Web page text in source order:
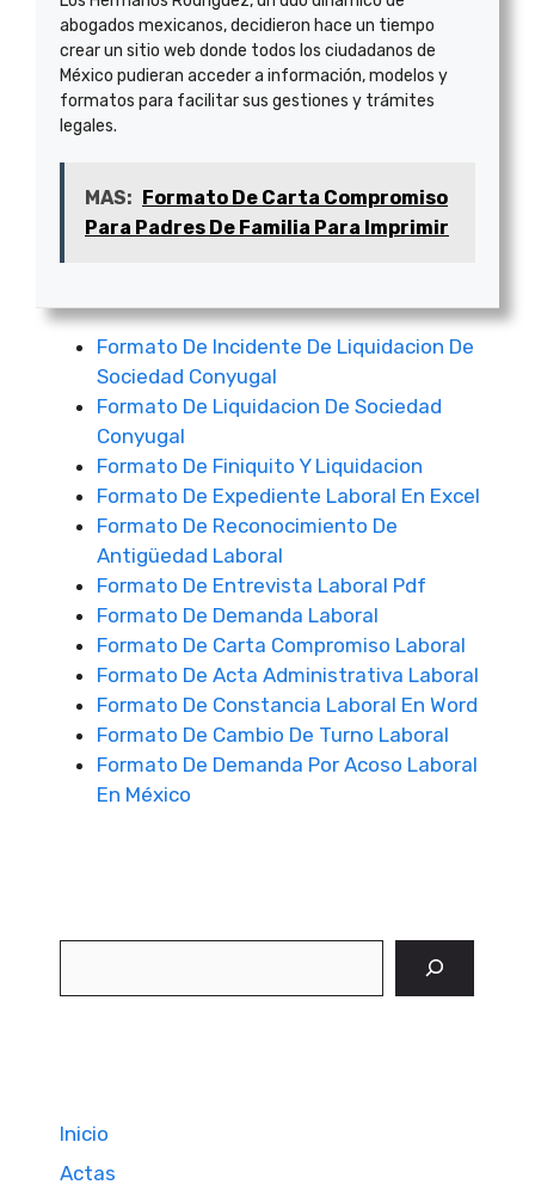
abogados mexicanos, decidieron hace un tiempo
crear un sitio web donde todos los ciudadanos de
México pudieran acceder a información, modelos y
formatos para facilitar sus gestiones y trámites
legales.
MAS: Formato De Carta Compromiso
Para Padres De Familia Para Imprimir
Formato De Incidente De Liquidacion De
Sociedad Conyugal
Formato De Liquidacion De Sociedad
Conyugal
Formato De Finiquito Y Liquidacion
Formato De Expediente Laboral En Excel
Formato De Reconocimiento De
Antigüedad Laboral
Formato De Entrevista Laboral Pdf
Formato De Demanda Laboral
Formato De Carta Compromiso Laboral
Formato De Acta Administrativa Laboral
Formato De Constancia Laboral En Word
Formato De Cambio De Turno Laboral
Formato De Demanda Por Acoso Laboral
En México
Inicio
Actas